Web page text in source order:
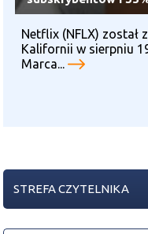
Netflix (NFLX) został
Kalifornii w sierpniu
Marca...
STREFA CZYTELNIKA